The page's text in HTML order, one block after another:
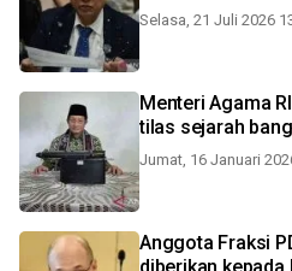
Selasa, 21 Juli 2026
Menteri Agama
tilas sejarah
Jumat, 16 Januari
Anggota Fraksi